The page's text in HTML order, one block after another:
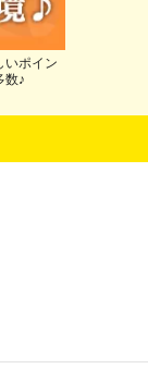
いポイン
数♪